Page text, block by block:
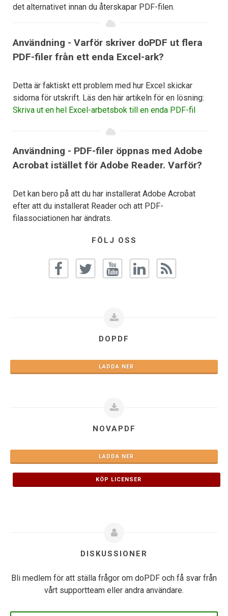
det alternativet innan du återskapar PDF-filen.
Användning - Varför skriver doPDF ut flera
PDF-filer från ett enda Excel-ark?
Detta är faktiskt ett problem med hur Excel skickar
sidorna för utskrift. Läs den här artikeln för en lösning:
Skriva ut en hel Excel-arbetsbok till en enda PDF-fil
Användning - PDF-filer öppnas med Adobe
Acrobat istället för Adobe Reader. Varför?
Det kan bero på att du har installerat Adobe Acrobat
efter att du installerat Reader och att PDF-
filassociationen har ändrats.
FÖLJ OSS
DOPDF
LADDA NER
NOVAPDF
LADDA NER
KÖP LICENSER
DISKUSSIONER
Bli medlem för att ställa frågor om doPDF och få svar från
vårt supportteam eller andra användare.